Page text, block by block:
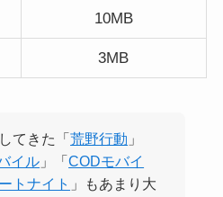
10MB
3MB
てきた「荒野行動 」
イル 」「CODモバイ
トナイト 」もあまり大